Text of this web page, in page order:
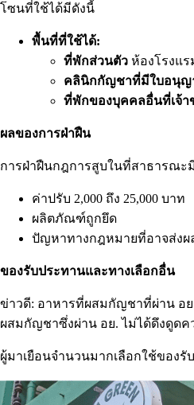
โซนที่ใช้ได้มีดังนี้
พื้นที่ที่ใช้ได้:
ที่พักส่วนตัว ห้องโรงแ
คลินิกกัญชาที่มีใบอนุญ
ที่พักของบุคคลอื่นที่เจ้
ผลของการฝ่าฝืน
การฝ่าฝืนกฎการสูบในที่สาธารณะ
ค่าปรับ 2,000 ถึง 25,000 บาท
ผลิตภัณฑ์ถูกยึด
ปัญหาทางกฎหมายที่อาจส่งผ
ของรับประทานและทางเลือกอื่น
ข่าวดี: อาหารที่ผสมกัญชาที่ผ่าน อ
ผสมกัญชาซึ่งผ่าน อย. ไม่ได้ดึงดูดค
ผู้มาเยือนจำนวนมากเลือกใช้ของ